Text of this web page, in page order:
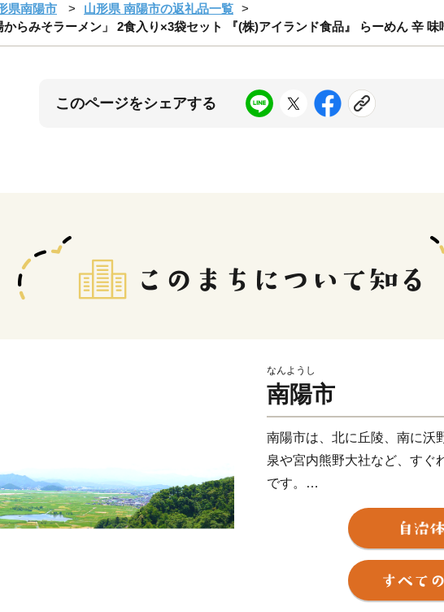
県南陽市
山形県 南陽市の返礼品一覧
からみそラーメン」 2食入り×3袋セット 『(株)アイランド食品』 らーめん 辛
このページをシェアする
なんようし
南陽市
南陽市は、北に丘陵、南に沃
泉や宮内熊野大社など、すぐ
です。
郷土の民話を伝える「夕鶴の
「稲荷森古墳」公園等の歴史
の中心として知られる「南陽
る「中央花公園(市民体育館)
市民の安全な暮し、ライフサ